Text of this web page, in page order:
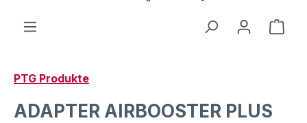
PTG Produkte
ADAPTER AIRBOOSTER PLUS